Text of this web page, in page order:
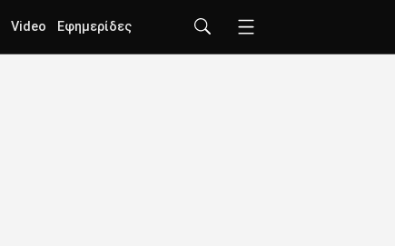
Video Εφημερίδες